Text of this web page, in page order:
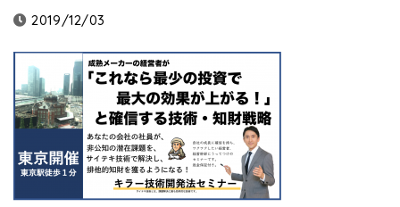
2019/12/03